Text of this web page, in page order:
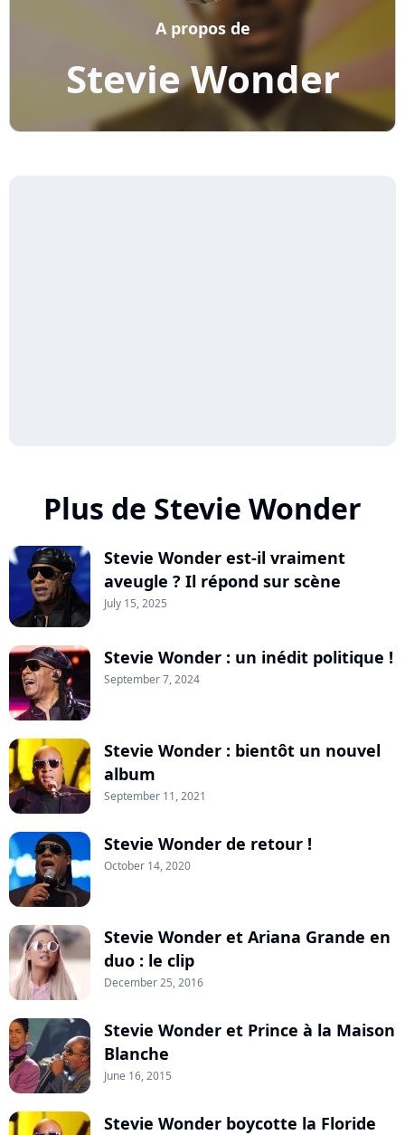
Stevie Wonder
A propos de
Plus de Stevie Wonder
Stevie Wonder est-il vraiment
aveugle ? Il répond sur scène
July 15, 2025
Stevie Wonder : un inédit politique !
September 7, 2024
Stevie Wonder : bientôt un nouvel
album
September 11, 2021
Stevie Wonder de retour !
October 14, 2020
Stevie Wonder et Ariana Grande en
duo : le clip
December 25, 2016
Stevie Wonder et Prince à la Maison
Blanche
June 16, 2015
Stevie Wonder boycotte la Floride